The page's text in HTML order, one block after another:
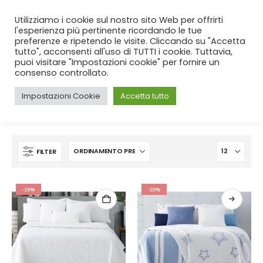
SPEDIZIONE GRATUITA per ordini da 99€!
CASA SHOP PRODUCT TAG -CAMERETTA
FILTER
-29% -33%
Utilizziamo i cookie sul nostro sito Web per offrirti
l'esperienza più pertinente ricordando le tue
preferenze e ripetendo le visite. Cliccando su "Accetta
tutto", acconsenti all'uso di TUTTI i cookie. Tuttavia,
puoi visitare "Impostazioni cookie" per fornire un
consenso controllato.
Impostazioni Cookie Accetta tutto